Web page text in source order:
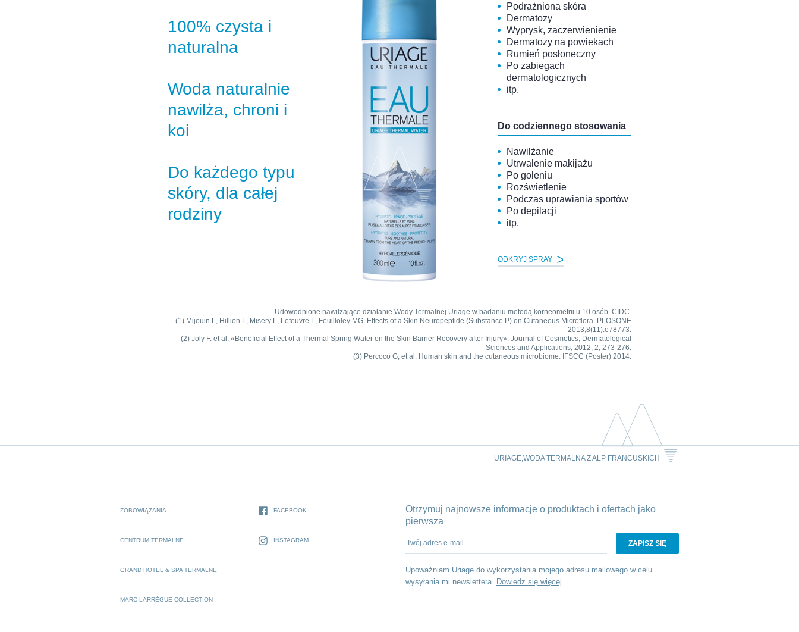
100% czysta i
naturalna
Woda naturalnie
nawilża, chroni i
koi
Do każdego typu
skóry, dla całej
rodziny
Podrażniona skóra
Dermatozy
Wyprysk, zaczerwienienie
Dermatozy na powiekach
Rumień posłoneczny
Po zabiegach
dermatologicznych
itp.
Do codziennego stosowania
Nawilżanie
Utrwalenie makijażu
Po goleniu
Rozświetlenie
Podczas uprawiania sportów
Po depilacji
itp.
ODKRYJ SPRAY
Udowodnione nawilżające działanie Wody Termalnej Uriage w badaniu metodą korneometrii u 10 osób. CIDC.
(1) Mijouin L, Hillion L, Misery L, Lefeuvre L, Feuilloley MG. Effects of a Skin Neuropeptide (Substance P) on Cutaneous Microflora. PLOSONE
2013;8(11):e78773.
(2) Joly F. et al. «Beneficial Effect of a Thermal Spring Water on the Skin Barrier Recovery after Injury». Journal of Cosmetics, Dermatological
Sciences and Applications, 2012, 2, 273-276.
(3) Percoco G, et al. Human skin and the cutaneous microbiome. IFSCC (Poster) 2014.
URIAGE,WODA TERMALNA Z ALP FRANCUSKICH
ZOBOWIĄZANIA
CENTRUM TERMALNE
GRAND HOTEL & SPA TERMALNE
MARC LARRÈGUE COLLECTION
FACEBOOK
INSTAGRAM
Otrzymuj najnowsze informacje o produktach i ofertach jako
pierwsza
Twój adres e-mail
Upoważniam Uriage do wykorzystania mojego adresu mailowego w celu
wysyłania mi newslettera. Dowiedz się więcej